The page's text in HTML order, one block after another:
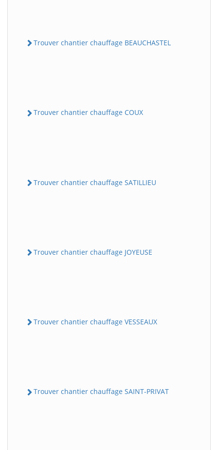
Trouver chantier chauffage BEAUCHASTEL
Trouver chantier chauffage COUX
Trouver chantier chauffage SATILLIEU
Trouver chantier chauffage JOYEUSE
Trouver chantier chauffage VESSEAUX
Trouver chantier chauffage SAINT-PRIVAT